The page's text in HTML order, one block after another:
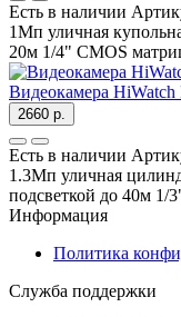
Есть в наличии
1Мп уличная
20м 1/4" CMOS
Видеокамера
2660 р.
Есть в наличии
1.3Мп уличная
подсветкой до 40м 1/
Информация
Политика
Служба поддержки